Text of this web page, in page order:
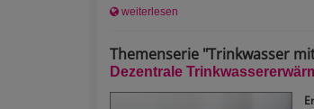
weiterlesen
Themenserie "Trinkwasser
Dezentrale